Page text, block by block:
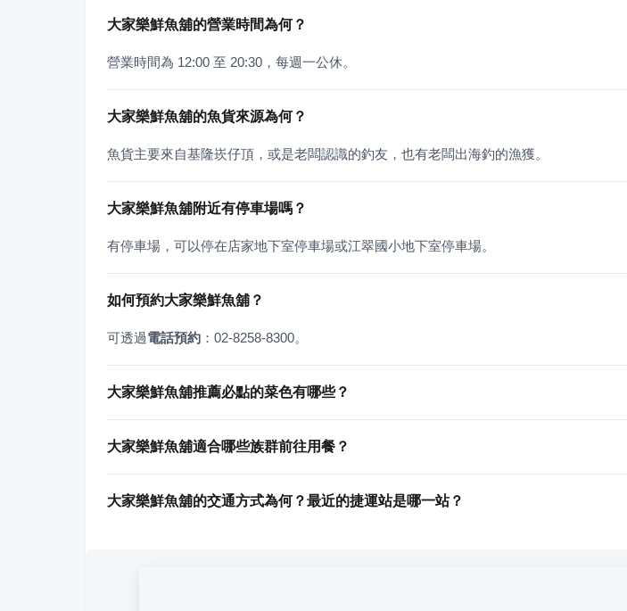
大家樂鮮魚舖的營業時間為何？
營業時間為 12:00 至 20:30，每週一公休。
大家樂鮮魚舖的魚貨來源為何？
魚貨主要來自基隆崁仔頂，或是老闆認識的釣友，也有老闆出海釣的漁獲。
大家樂鮮魚舖附近有停車場嗎？
有停車場，可以停在店家地下室停車場或江翠國小地下室停車場。
如何預約大家樂鮮魚舖？
可透過電話預約 ：02-8258-8300。
大家樂鮮魚舖推薦必點的菜色有哪些？
大家樂鮮魚舖適合哪些族群前往用餐？
大家樂鮮魚舖的交通方式為何？最近的捷運站是哪一站？